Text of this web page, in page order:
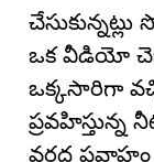
ఒక వీడియో
ఒక్కసారిగా
వరద